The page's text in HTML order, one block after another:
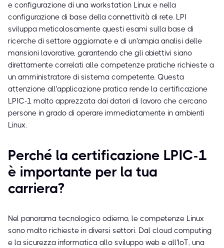
e configurazione di una workstation Linux e nella
configurazione di base della connettività di rete. LPI
sviluppa meticolosamente questi esami sulla base di
ricerche di settore aggiornate e di un'ampia analisi delle
mansioni lavorative, garantendo che gli obiettivi siano
direttamente correlati alle competenze pratiche richieste a
un amministratore di sistema competente. Questa
attenzione all'applicazione pratica rende la certificazione
LPIC-1 molto apprezzata dai datori di lavoro che cercano
persone in grado di operare immediatamente in ambienti
Linux.
Perché la certificazione LPIC-1
è importante per la tua
carriera?
Nel panorama tecnologico odierno, le competenze Linux
sono molto richieste in diversi settori. Dal cloud computing
e la sicurezza informatica allo sviluppo web e all'IoT, una